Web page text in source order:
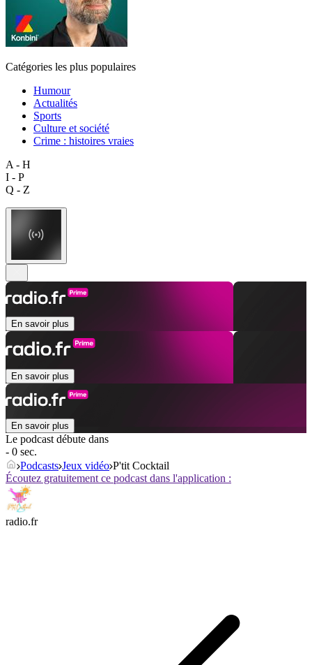
Catégories les plus populaires
Humour
Actualités
Sports
Culture et société
Crime : histoires vraies
A - H
I - P
Q - Z
En savoir plus
En savoir plus
En savoir plus
Le podcast débute dans
- 0 sec.
Podcasts Jeux vidéo P'tit Cocktail
Écoutez gratuitement ce podcast dans l'application :
radio.fr